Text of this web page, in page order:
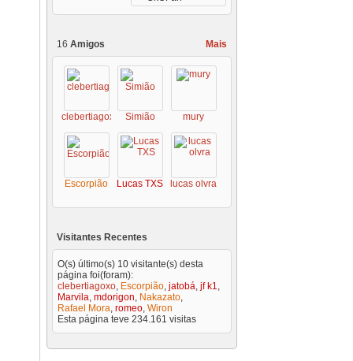
Mais
16 Amigos
clebertiagoxo Simião mury
Escorpião Lucas TXS lucas olvra
Visitantes Recentes
O(s) último(s) 10 visitante(s) desta
página foi(foram):
clebertiagoxo, Escorpião, jatobá, jf k1,
Marvila, mdorigon, Nakazato,
Rafael Mora, romeo, Wiron
Esta página teve 234.161 visitas